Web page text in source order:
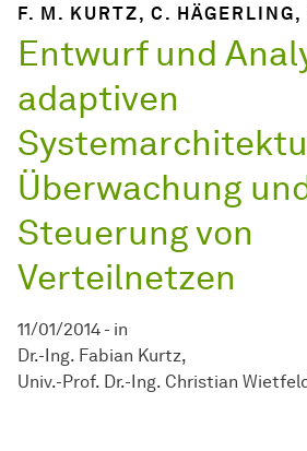
F. M. KURTZ, C.
Entwurf und
adaptiven
Überwachung
Steuerung von
Verteilnetzen
11/01/2014 - in
Dr.-Ing. Fabian Kurtz
Univ.-Prof. Dr.-Ing. Christian Wietfeld